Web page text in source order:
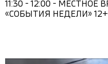
11:30 - 12:00 - МЕСТНОЕ
«СОБЫТИЯ НЕДЕЛИ» 12+